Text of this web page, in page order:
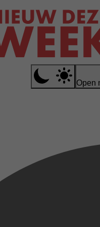
Open